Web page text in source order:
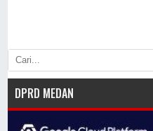
DPRD MEDAN